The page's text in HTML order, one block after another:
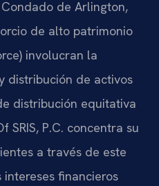
de Arlington,
de alto patrimonio
involucran la
distribución de activos
distribución equitativa
SRIS, P.C. concentra su
a través de este
intereses financieros